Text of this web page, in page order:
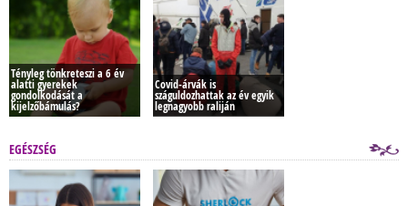
Tényleg tönkreteszi a 6 év
alatti gyerekek
gondolkodását a
kijelzőbámulás?
Covid-árvák is
száguldozhattak az év egyik
legnagyobb raliján
EGÉSZSÉG